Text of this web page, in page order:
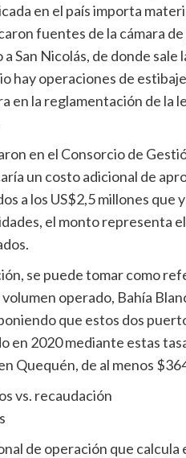
en el país importa
fuentes de la cámara
a San Nicolás, de donde
hay operaciones de
en la reglamentación de la
en el Consorcio de
un costo adicional de
a los US$2,5 millones
el monto representa
se puede tomar como
operado, Bahía
que estos dos
en 2020 mediante estas
Quequén, de al menos
vs. recaudación
de operación que